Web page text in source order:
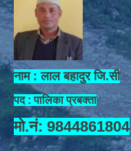
नाम : लाल बहादुर जि.सी
पद : पालिका प्रबक्ता
मो.नं: 9844861804